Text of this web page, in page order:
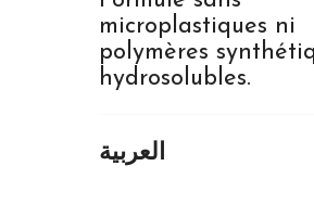
microplastiques ni
polymères
hydrosolubles.